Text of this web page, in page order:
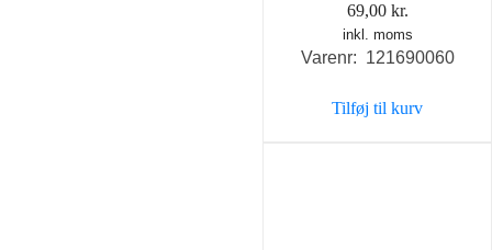
69,00 kr.
inkl. moms
Varenr: 121690060
Tilføj til kurv